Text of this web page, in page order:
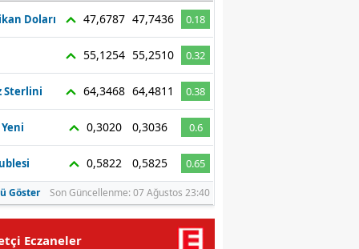
Kocaeli
Konya
Kütahya
Malatya
Manisa
Kahramanmaraş
Mardin
Doları 47,6787 47,7436 0.18
55,1254 55,2510 0.32
Sterlini 64,3468 64,4811 0.38
0,3020 0,3036 0.6
0,5822 0,5825 0.65
Göster Son Güncellenme: 07 Ağustos 23:40
Eczaneler